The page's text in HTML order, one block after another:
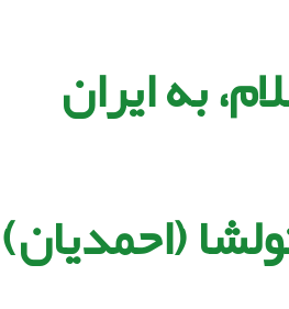
به ایران
(احمدیان)